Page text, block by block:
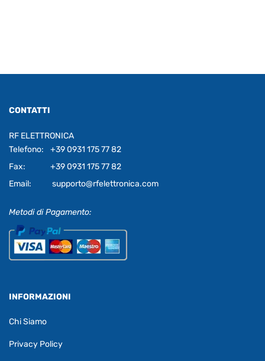
CONTATTI
RF ELETTRONICA
Telefono:
+39 0931 175 77 82
Fax:
+39 0931 175 77 82
Email:
supporto@rfelettronica.com
Metodi di Pagamento:
INFORMAZIONI
Chi Siamo
Privacy Policy